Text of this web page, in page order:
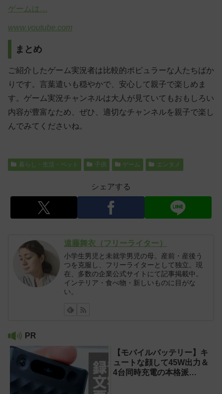
ゲームは…
www.youtube.com
まとめ
ご紹介したゲーム実況者は比較的ポピュラーな人たちばか
りです。言葉遣いも穏やかで、安心して親子で楽しめま
す。ゲーム実況チャンネルは大人が見ていてもおもしろい
内容が豊富なため、ぜひ、適切なチャンネルを親子で楽し
んでみてくださいね。
暮らし・生活・ペット 子供 ゲーム エンタメ
シェアする
遠藤舞衣（フリーライター）
小学生男児と未就学男児の母。産前・産後う
つを克服し、フリーライターとして独立。現
在、多数の企業公式サイトにて記事掲載中。
インテリア・食べ物・新しいものに目がな
い。
PR
【モバイルバッテリー】キ
ュートな顔して45W出力＆
4台同時充電の本格派